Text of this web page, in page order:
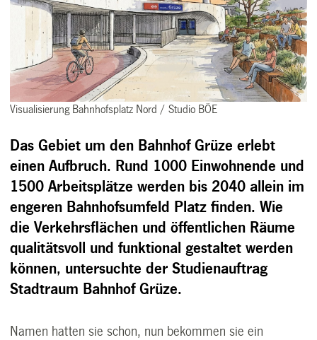
Visualisierung Bahnhofsplatz Nord / Studio BÖE
Das Gebiet um den Bahnhof Grüze erlebt
einen Aufbruch. Rund 1000 Einwohnende und
1500 Arbeitsplätze werden bis 2040 allein im
engeren Bahnhofsumfeld Platz finden. Wie
die Verkehrsflächen und öffentlichen Räume
qualitätsvoll und funktional gestaltet werden
können, untersuchte der Studienauftrag
Stadtraum Bahnhof Grüze.
Namen hatten sie schon, nun bekommen sie ein